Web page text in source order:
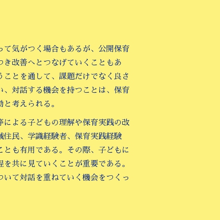
気がつく場合もあるが、公開保育
改善へとつなげていくこともあ
とを通して、課題だけでなく良さ
、対話する機会を持つことは、保育
考えられる。
よる子どもの理解や保育実践の改
民、学識経験者、保育実践経験
も有用である。その際、子どもに
共に見ていくことが重要である。
て対話を重ねていく機会をつくっ